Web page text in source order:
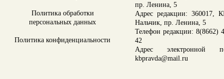
Политика обработки
персональных данных
Политика конфиденциальности
пр. Ленина, 5
Адрес редакции: 360017,
Нальчик, пр. Ленина, 5
Телефон редакции: 8(8662)
42
Адрес электронной
kbpravda@mail.ru